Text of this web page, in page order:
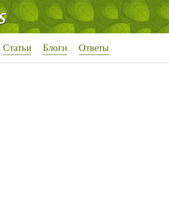
Статьи Блоги Ответы